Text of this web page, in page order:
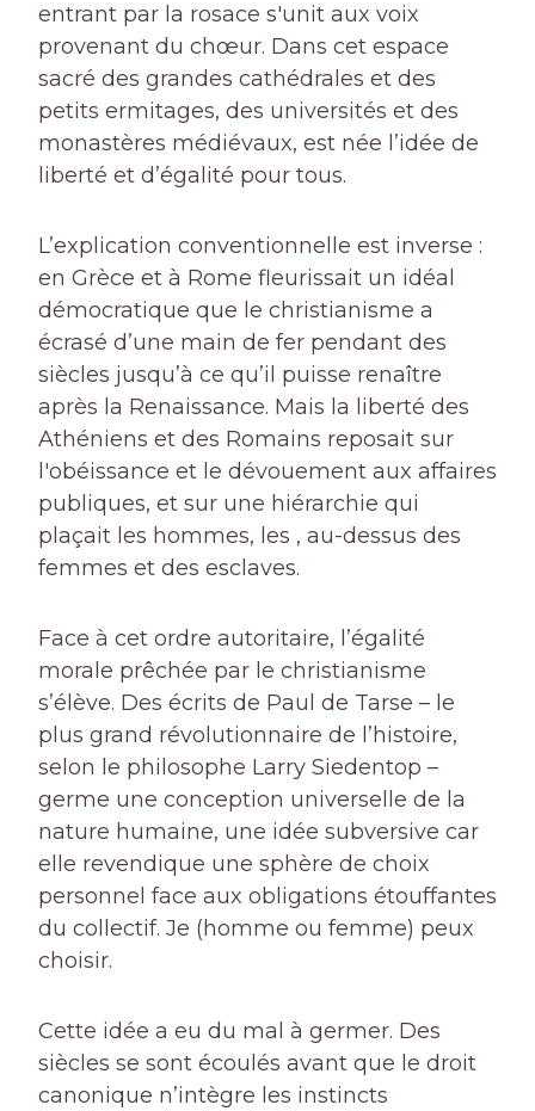
entrant par la rosace s'unit aux voix
provenant du chœur. Dans cet espace
sacré des grandes cathédrales et des
petits ermitages, des universités et des
monastères médiévaux, est née l’idée de
liberté et d’égalité pour tous.
L’explication conventionnelle est inverse :
en Grèce et à Rome fleurissait un idéal
démocratique que le christianisme a
écrasé d’une main de fer pendant des
siècles jusqu’à ce qu’il puisse renaître
après la Renaissance. Mais la liberté des
Athéniens et des Romains reposait sur
l'obéissance et le dévouement aux affaires
publiques, et sur une hiérarchie qui
plaçait les hommes, les , au-dessus des
femmes et des esclaves.
Face à cet ordre autoritaire, l’égalité
morale prêchée par le christianisme
s’élève. Des écrits de Paul de Tarse – le
plus grand révolutionnaire de l’histoire,
selon le philosophe Larry Siedentop –
germe une conception universelle de la
nature humaine, une idée subversive car
elle revendique une sphère de choix
personnel face aux obligations étouffantes
du collectif. Je (homme ou femme) peux
choisir.
Cette idée a eu du mal à germer. Des
siècles se sont écoulés avant que le droit
canonique n’intègre les instincts